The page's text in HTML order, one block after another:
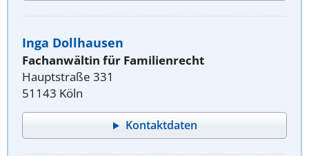
Inga Dollhausen
Fachanwältin für Familienrecht
Hauptstraße 331
51143 Köln
Kontaktdaten